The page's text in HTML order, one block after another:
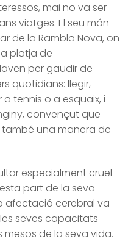
mai no va ser
viatges. El seu món
de la Rambla Nova, on
platja de
per gaudir de
quotidians: llegir,
tennis o a esquaix, i
convençut que
una manera de
especialment cruel
part de la seva
afectació cerebral va
seves capacitats
de la seva vida.